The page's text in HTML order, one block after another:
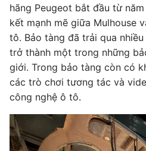
hãng Peugeot bắt đầu từ
kết mạnh mẽ giữa Mulhouse
tô. Bảo tàng đã trải qua
trở thành một trong những
giới. Trong bảo tàng còn có
các trò chơi tương tác và
công nghệ ô tô.